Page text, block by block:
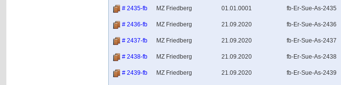
# 2435-fb MZ Friedberg 01.01.0001 fb-Er-Sue-As-2435
# 2436-fb MZ Friedberg 21.09.2020 fb-Er-Sue-As-2436
# 2437-fb MZ Friedberg 21.09.2020 fb-Er-Sue-As-2437
# 2438-fb MZ Friedberg 21.09.2020 fb-Er-Sue-As-2438
# 2439-fb MZ Friedberg 21.09.2020 fb-Er-Sue-As-2439